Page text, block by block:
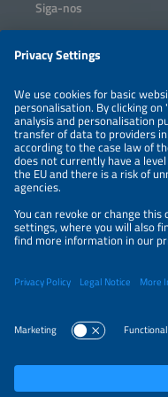
Siga-nos
Informações
INFORMAÇÃO LEGAL
CONTATO
ORGANIZADORES
POLÍTICA DE PRIVACIDADE